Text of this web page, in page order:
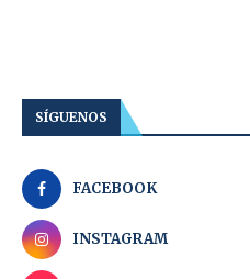
SÍGUENOS
FACEBOOK
INSTAGRAM